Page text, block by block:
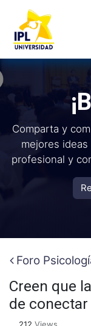
Comparta y
mejores
profesional y
Foro
Creen que
de